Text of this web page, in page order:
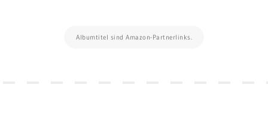
Albumtitel sind Amazon-Partnerlinks.